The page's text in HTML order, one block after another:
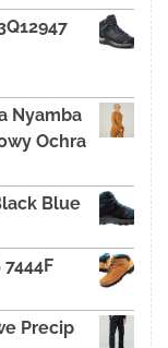
Nyamba
Ochra
Blue
Precip